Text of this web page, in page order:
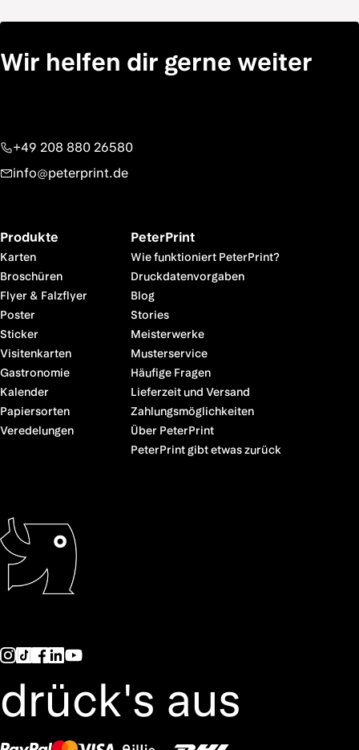
Wir helfen dir gerne weiter
+49 208 880 26580
info@peterprint.de
Produkte
Karten
Broschüren
Flyer & Falzflyer
Poster
Sticker
Visitenkarten
Gastronomie
Kalender
Papiersorten
Veredelungen
PeterPrint
Wie funktioniert PeterPrint?
Druckdatenvorgaben
Blog
Stories
Meisterwerke
Musterservice
Häufige Fragen
Lieferzeit und Versand
Zahlungsmöglichkeiten
Über PeterPrint
PeterPrint gibt etwas zurück
drück's aus